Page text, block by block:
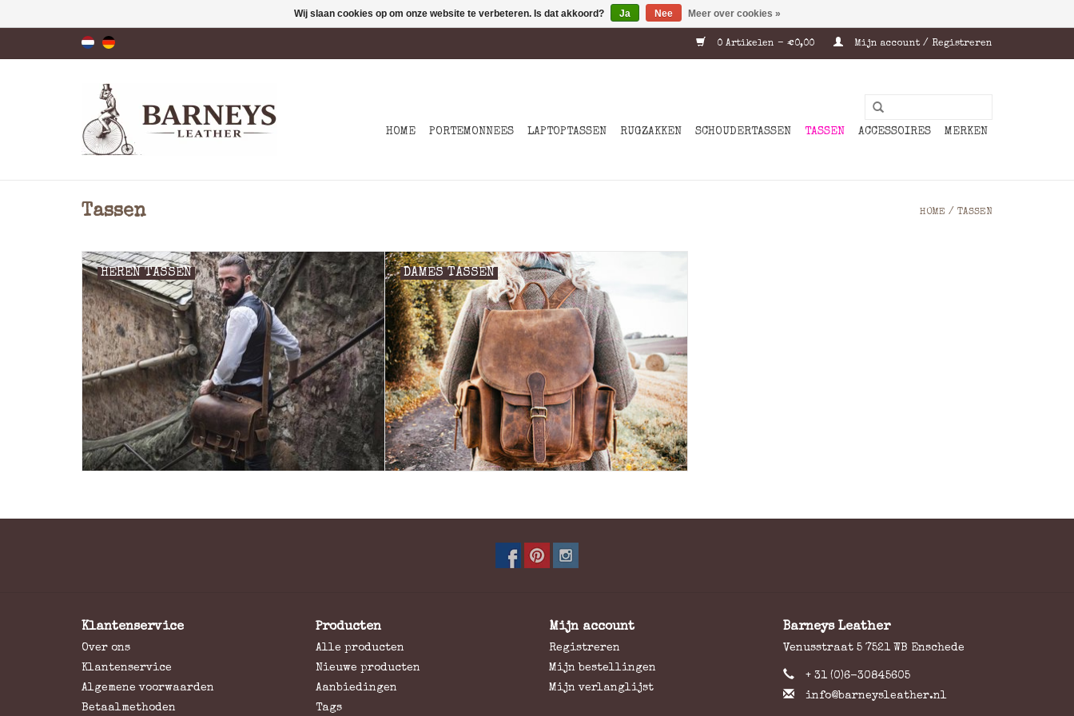
0 Artikelen - €0,00 Mijn account / Registreren
HOME PORTEMONNEES LAPTOPTASSEN RUGZAKKEN SCHOUDERTASSEN TASSEN ACCESSOIRES MERKEN
Tassen HOME / TASSEN
HEREN TASSEN DAMES TASSEN
Klantenservice
Over ons
Klantenservice
Algemene voorwaarden
Betaalmethoden
Producten
Alle producten
Nieuwe producten
Aanbiedingen
Tags
Mijn account
Registreren
Mijn bestellingen
Mijn verlanglijst
Barneys Leather
Venusstraat 5 7521 WB Enschede
+ 31 (0)6-30845605
info@barneysleather.nl
Wij slaan cookies op om onze website te verbeteren. Is dat akkoord? Ja Nee Meer over cookies »